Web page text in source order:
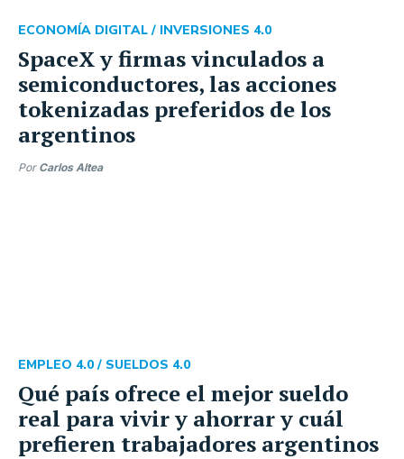
SpaceX y firmas vinculados a
semiconductores, las acciones
tokenizadas preferidos de los
argentinos
ECONOMÍA DIGITAL / INVERSIONES 4.0
Por Carlos Altea
Qué país ofrece el mejor sueldo
real para vivir y ahorrar y cuál
prefieren trabajadores argentinos
EMPLEO 4.0 / SUELDOS 4.0